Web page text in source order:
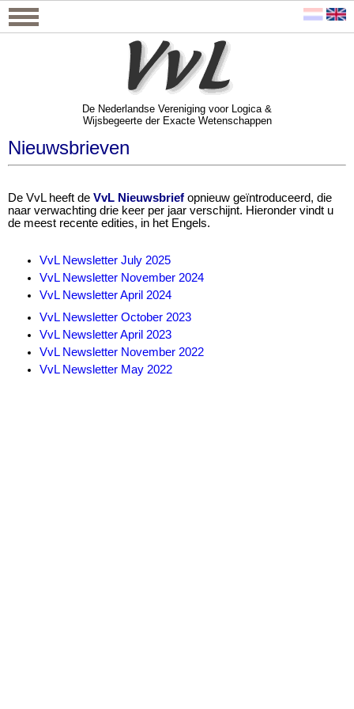
De Nederlandse Vereniging voor Logica &
Wijsbegeerte der Exacte Wetenschappen
De Nederlandse Vereniging voor Logica &
Wijsbegeerte der Exacte Wetenschappen
Nieuwsbrieven
De VvL heeft de VvL Nieuwsbrief opnieuw geïntroduceerd, die
naar verwachting drie keer per jaar verschijnt. Hieronder vindt u
de meest recente edities, in het Engels.
VvL Newsletter July 2025
VvL Newsletter November 2024
VvL Newsletter April 2024
VvL Newsletter October 2023
VvL Newsletter April 2023
VvL Newsletter November 2022
VvL Newsletter May 2022